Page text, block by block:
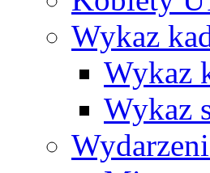
Wykaz
Wykaz
Wykaz